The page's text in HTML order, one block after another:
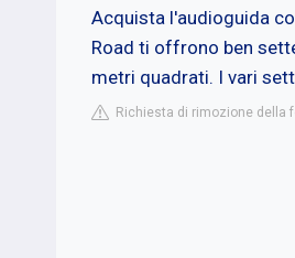
Acquista l'audioguida
Road ti offrono ben
metri quadrati. I vari
Richiesta di rimozione della